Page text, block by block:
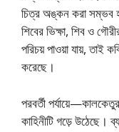
চিত্র অঙ্কন করা সম্ভব
শিবের ভিক্ষা, শিব ও
পরিচয় পাওয়া যায়, তাই
করেছে।
পরবর্তী
কাহিনীটি গড়ে উঠেছে।